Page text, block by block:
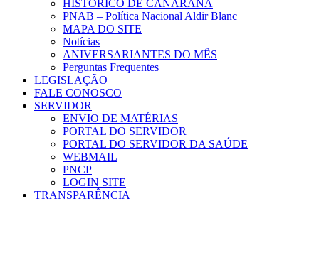
HISTÓRICO DE CANARANA
PNAB – Política Nacional Aldir Blanc
MAPA DO SITE
Notícias
ANIVERSARIANTES DO MÊS
Perguntas Frequentes
LEGISLAÇÃO
FALE CONOSCO
SERVIDOR
ENVIO DE MATÉRIAS
PORTAL DO SERVIDOR
PORTAL DO SERVIDOR DA SAÚDE
WEBMAIL
PNCP
LOGIN SITE
TRANSPARÊNCIA